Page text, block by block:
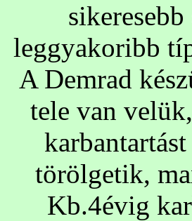
sikeresebb
leggyakoribb
A Demrad
tele van
törölgetik,
Kb.4évig